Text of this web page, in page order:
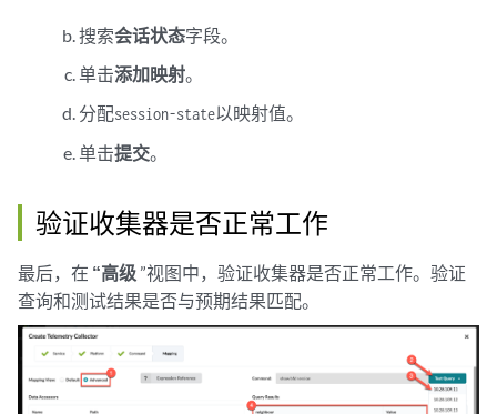
搜索会话状态字段。
单击添加映射。
分配session-state以映射值。
单击提交。
验证收集器是否正常工作
最后，在 “高级 ”视图中，验证收集器是否正常工作。验证
查询和测试结果是否与预期结果匹配。